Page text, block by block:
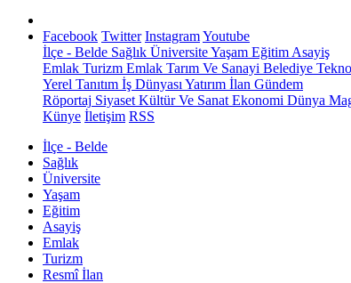
Facebook Twitter InstagramYoutube
İlçe - Belde Sağlık ÜniversiteYaşam Eğitim Asayiş
Emlak Turizm Emlak Tarım Ve Sanayi Belediye
Yerel Tanıtım İş Dünyası Yatırım İlan Gündem
Röportaj Siyaset Kültür Ve Sanat Ekonomi Dünya
Künye İletişim RSS
İlçe - Belde
Sağlık
Üniversite
Yaşam
Eğitim
Asayiş
Emlak
Turizm
Resmî İlan